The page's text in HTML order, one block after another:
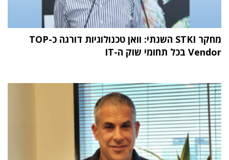
מחקר STKI השנתי: וואן טכנולוגיות דורגה כ-TOP
Vendor בכל תחומי שוק ה-IT